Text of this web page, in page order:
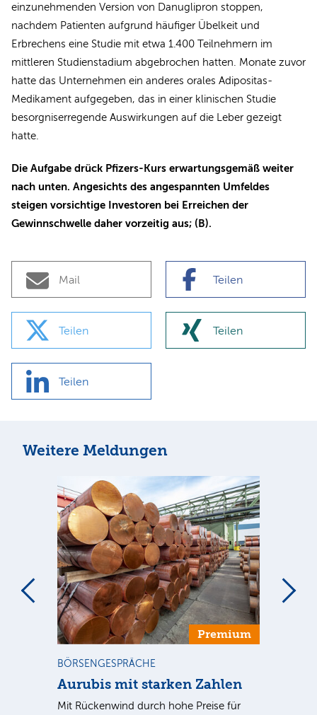
einzunehmenden Version von Danuglipron stoppen,
nachdem Patienten aufgrund häufiger Übelkeit und
Erbrechens eine Studie mit etwa 1.400 Teilnehmern im
mittleren Studienstadium abgebrochen hatten. Monate zuvor
hatte das Unternehmen ein anderes orales Adipositas-
Medikament aufgegeben, das in einer klinischen Studie
besorgniserregende Auswirkungen auf die Leber gezeigt
hatte.
Die Aufgabe drück Pfizers-Kurs erwartungsgemäß weiter
nach unten. Angesichts des angespannten Umfeldes
steigen vorsichtige Investoren bei Erreichen der
Gewinnschwelle daher vorzeitig aus; (B).
Mail Teilen
Teilen Teilen
Teilen
Weitere Meldungen
Premium
BÖRSENGESPRÄCHE
Aurubis mit starken Zahlen
Mit Rückenwind durch hohe Preise für